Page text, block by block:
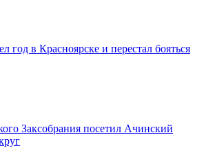
год в Красноярске и перестал бояться
Заксобрания посетил Ачинский